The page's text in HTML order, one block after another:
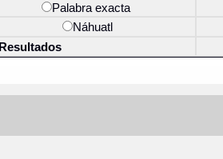
Palabra exacta
Náhuatl
Resultados